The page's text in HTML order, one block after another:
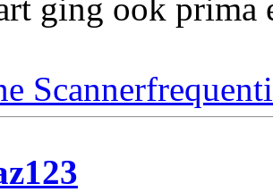
ging ook prima